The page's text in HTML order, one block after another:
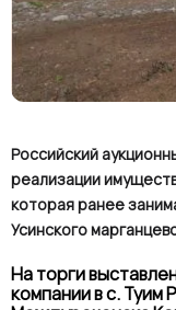
Российский
реализации
которая ранее
Усинского
На торги
компании в с. Туим